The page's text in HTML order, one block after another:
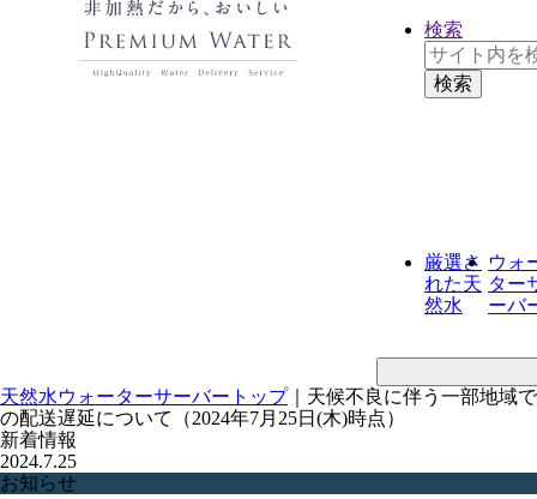
厳選さ
れた天
然水
ウォ
ター
ーバ
検索
天然水ウォーターサーバートップ｜ 天候不良に伴う一部地域で
の配送遅延について（2024年7月25日(木)時点）
新着情報
2024.7.25
お知らせ